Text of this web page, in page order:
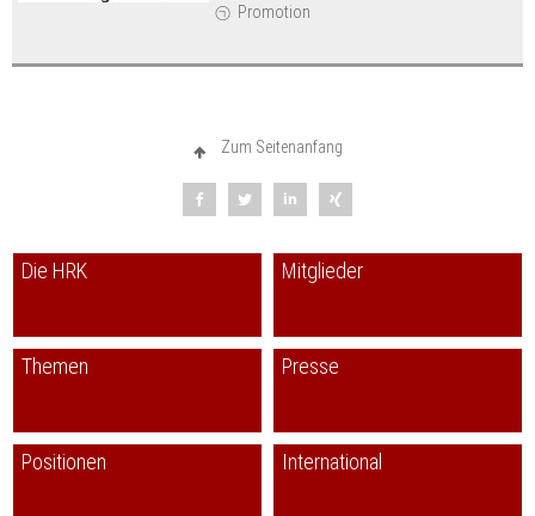
Promotion
Zum Seitenanfang
Die HRK Mitglieder
Themen Presse
Positionen International